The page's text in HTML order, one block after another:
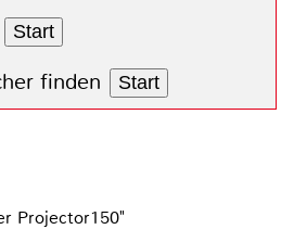
Start
finden Start
Projector150"